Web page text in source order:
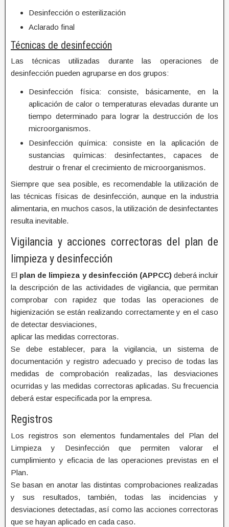
Desinfección o esterilización
Aclarado final
Técnicas de desinfección
Las técnicas utilizadas durante las operaciones de
desinfección pueden agruparse en dos grupos:
Desinfección física: consiste, básicamente, en la
aplicación de calor o temperaturas elevadas durante un
tiempo determinado para lograr la destrucción de los
microorganismos.
Desinfección química: consiste en la aplicación de
sustancias químicas: desinfectantes, capaces de
destruir o frenar el crecimiento de microorganismos.
Siempre que sea posible, es recomendable la utilización de
las técnicas físicas de desinfección, aunque en la industria
alimentaria, en muchos casos, la utilización de desinfectantes
resulta inevitable.
Vigilancia y acciones correctoras del plan de
limpieza y desinfección
El plan de limpieza y desinfección (APPCC) deberá incluir
la descripción de las actividades de vigilancia, que permitan
comprobar con rapidez que todas las operaciones de
higienización se están realizando correctamente y en el caso
de detectar desviaciones,
aplicar las medidas correctoras.
Se debe establecer, para la vigilancia, un sistema de
documentación y registro adecuado y preciso de todas las
medidas de comprobación realizadas, las desviaciones
ocurridas y las medidas correctoras aplicadas. Su frecuencia
deberá estar especificada por la empresa.
Registros
Los registros son elementos fundamentales del Plan del
Limpieza y Desinfección que permiten valorar el
cumplimiento y eficacia de las operaciones previstas en el
Plan.
Se basan en anotar las distintas comprobaciones realizadas
y sus resultados, también, todas las incidencias y
desviaciones detectadas, así como las acciones correctoras
que se hayan aplicado en cada caso.